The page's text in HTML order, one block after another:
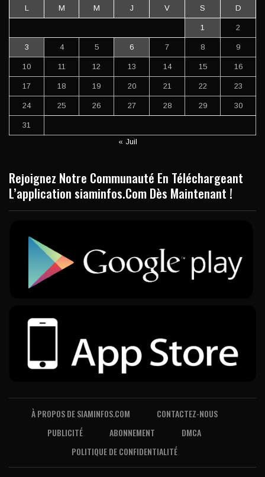
L M M J V S D
1 2
3 4 5 6 7 8 9
10 11 12 13 14 15 16
17 18 19 20 21 22 23
24 25 26 27 28 29 30
31
« Juil
Rejoignez Notre Communauté En Téléchargeant
L’application siaminfos.Com Dès Maintenant !
À PROPOS DE SIAMINFOS.COM
CONTACTEZ-NOUS
PUBLICITÉ
ABONNEMENT
DMCA
POLITIQUE DE CONFIDENTIALITÉ